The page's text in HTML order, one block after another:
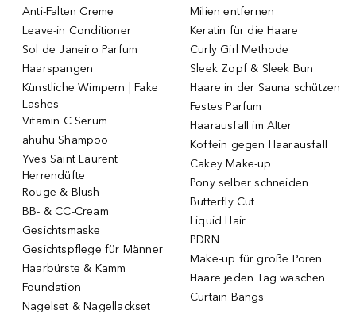
Anti-Falten Creme
Leave-in Conditioner
Sol de Janeiro Parfum
Haarspangen
Künstliche Wimpern | Fake
Lashes
Vitamin C Serum
ahuhu Shampoo
Yves Saint Laurent
Herrendüfte
Rouge & Blush
BB- & CC-Cream
Gesichtsmaske
Gesichtspflege für Männer
Haarbürste & Kamm
Foundation
Nagelset & Nagellackset
Milien entfernen
Keratin für die Haare
Curly Girl Methode
Sleek Zopf & Sleek Bun
Haare in der Sauna schützen
Festes Parfum
Haarausfall im Alter
Koffein gegen Haarausfall
Cakey Make-up
Pony selber schneiden
Butterfly Cut
Liquid Hair
PDRN
Make-up für große Poren
Haare jeden Tag waschen
Curtain Bangs